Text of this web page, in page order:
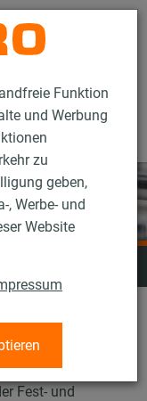
Funktion
und Werbung
zu
geben,
, Werbe- und
Website
Kontakt
rundet das
ab und sorgt für
von
Fest- und